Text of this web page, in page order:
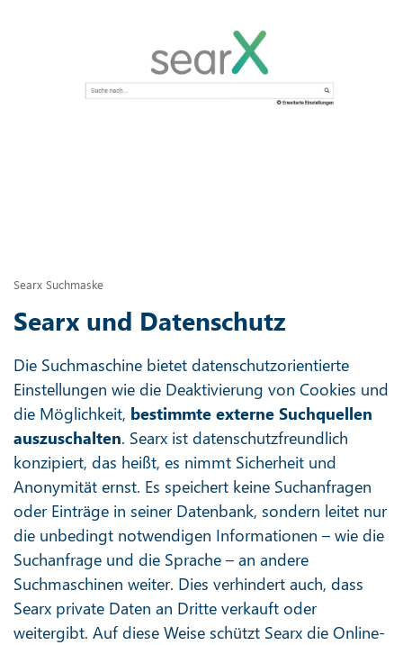
Searx Suchmaske
Searx und Datenschutz
Die Suchmaschine bietet datenschutzorientierte
Einstellungen wie die Deaktivierung von Cookies und
die Möglichkeit, bestimmte externe Suchquellen
auszuschalten. Searx ist datenschutzfreundlich
konzipiert, das heißt, es nimmt Sicherheit und
Anonymität ernst. Es speichert keine Suchanfragen
oder Einträge in seiner Datenbank, sondern leitet nur
die unbedingt notwendigen Informationen – wie die
Suchanfrage und die Sprache – an andere
Suchmaschinen weiter. Dies verhindert auch, dass
Searx private Daten an Dritte verkauft oder
weitergibt. Auf diese Weise schützt Searx die Online-